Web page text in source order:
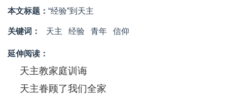
本文标题： “经验”到天主
关键词： 天主 经验 青年 信仰
延伸阅读：
天主教家庭训诲
天主眷顾了我们全家